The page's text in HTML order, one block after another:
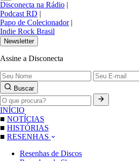
Disconecta na Rádio |
Podcast RD |
Papo de Colecionador |
Indie Rock Brasil
Newsletter
Assine a Disconecta
Buscar
INÍCIO
■ NOTÍCIAS
■ HISTÓRIAS
■ RESENHAS
Resenhas de Discos